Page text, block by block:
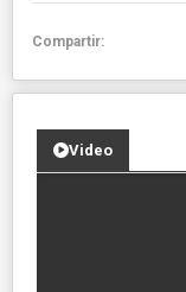
Compartir:
Video